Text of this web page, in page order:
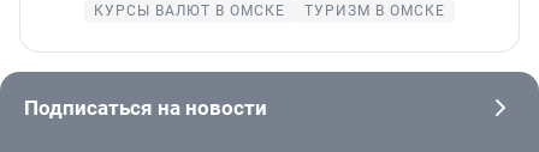
КУРСЫ ВАЛЮТ В ОМСКЕ
ТУРИЗМ В ОМСКЕ
Подписаться на новости